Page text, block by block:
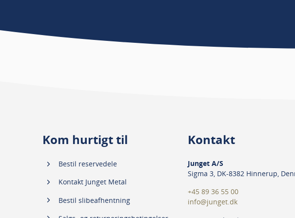
Kom hurtigt til
Bestil reservedele
Kontakt Junget Metal
Bestil slibeafhentning
Kontakt
Junget A/S
Sigma 3, DK-8382 Hinnerup,
+45 89 36 55 00
info@junget.dk